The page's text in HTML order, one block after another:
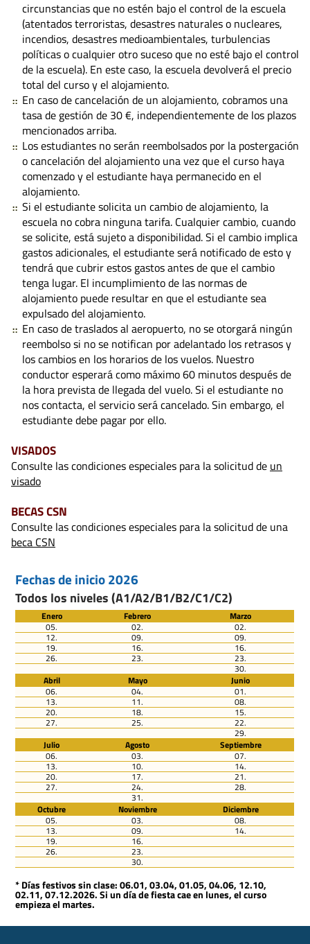
circunstancias que no estén bajo el control de la escuela
(atentados terroristas, desastres naturales o nucleares,
incendios, desastres medioambientales, turbulencias
políticas o cualquier otro suceso que no esté bajo el control
de la escuela). En este caso, la escuela devolverá el precio
total del curso y el alojamiento.
En caso de cancelación de un alojamiento, cobramos una
tasa de gestión de 30 €, independientemente de los plazos
mencionados arriba.
Los estudiantes no serán reembolsados por la postergación
o cancelación del alojamiento una vez que el curso haya
comenzado y el estudiante haya permanecido en el
alojamiento.
Si el estudiante solicita un cambio de alojamiento, la
escuela no cobra ninguna tarifa. Cualquier cambio, cuando
se solicite, está sujeto a disponibilidad. Si el cambio implica
gastos adicionales, el estudiante será notificado de esto y
tendrá que cubrir estos gastos antes de que el cambio
tenga lugar. El incumplimiento de las normas de
alojamiento puede resultar en que el estudiante sea
expulsado del alojamiento.
En caso de traslados al aeropuerto, no se otorgará ningún
reembolso si no se notifican por adelantado los retrasos y
los cambios en los horarios de los vuelos. Nuestro
conductor esperará como máximo 60 minutos después de
la hora prevista de llegada del vuelo. Si el estudiante no
nos contacta, el servicio será cancelado. Sin embargo, el
estudiante debe pagar por ello.
VISADOS
Consulte las condiciones especiales para la solicitud de un
visado
BECAS CSN
Consulte las condiciones especiales para la solicitud de una
beca CSN
Fechas de inicio 2026
Todos los niveles (A1/A2/B1/B2/C1/C2)
Enero Febrero
Marzo
05.
02. 02.
12. 09. 09.
19. 16. 16.
26. 23. 23.
30.
Abril
Mayo
Junio
06.
04. 01.
13. 11. 08.
20. 18. 15.
27. 25. 22.
29.
Julio
Agosto
Septiembre
06.
03. 07.
13. 10. 14.
20. 17. 21.
27. 24. 28.
31.
Octubre
Noviembre
Diciembre
05.
03. 08.
13. 09. 14.
19. 16.
26. 23.
30.
* Días festivos sin clase: 06.01, 03.04, 01.05, 04.06, 12.10,
02.11, 07.12.2026. Si un día de fiesta cae en lunes, el curso
empieza el martes.